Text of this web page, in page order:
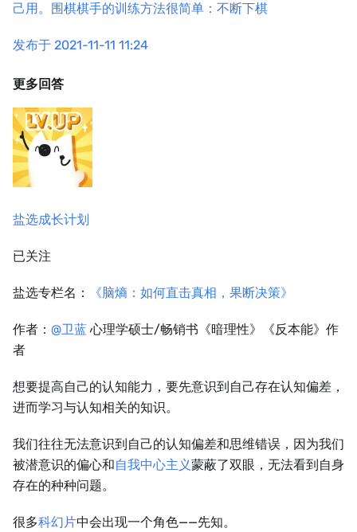
己用。围棋棋手的训练方法很简单：不断下棋
发布于 2021-11-11 11:24
更多回答
盐选成长计划
已关注
盐选专栏名： 《脑熵：如何直击真相，果断决策》
作者： @卫蓝 心理学硕士/畅销书《暗理性》《反本能》作
者
想要提高自己的认知能力，要先意识到自己存在认知偏差，
进而学习与认知相关的知识。
我们往往无法意识到自己的认知偏差和思维错误，因为我们
被潜意识的偏心和自我中心主义蒙蔽了双眼，无法看到自身
存在的种种问题。
很多科幻片中会出现一个角色——先知。